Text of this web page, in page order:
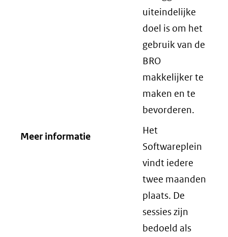
uiteindelijke
doel is om het
gebruik van de
BRO
makkelijker te
maken en te
bevorderen.
Meer informatie
Het
Softwareplein
vindt iedere
twee maanden
plaats. De
sessies zijn
bedoeld als